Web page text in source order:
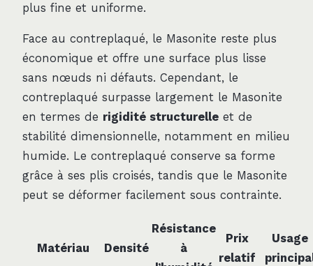
plus fine et uniforme.
Face au contreplaqué, le Masonite reste plus
économique et offre une surface plus lisse
sans nœuds ni défauts. Cependant, le
contreplaqué surpasse largement le Masonite
en termes de rigidité structurelle et de
stabilité dimensionnelle, notamment en milieu
humide. Le contreplaqué conserve sa forme
grâce à ses plis croisés, tandis que le Masonite
peut se déformer facilement sous contrainte.
Matériau Densité
Résistance
à
Prix
relatif
Usage